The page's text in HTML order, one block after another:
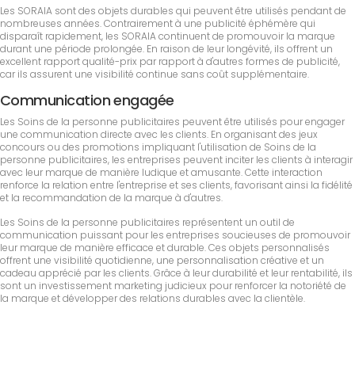
Les SORAIA sont des objets durables qui peuvent être utilisés pendant de
nombreuses années. Contrairement à une publicité éphémère qui
disparaît rapidement, les SORAIA continuent de promouvoir la marque
durant une période prolongée. En raison de leur longévité, ils offrent un
excellent rapport qualité-prix par rapport à d'autres formes de publicité,
car ils assurent une visibilité continue sans coût supplémentaire.
Communication engagée
Les Soins de la personne publicitaires peuvent être utilisés pour engager
une communication directe avec les clients. En organisant des jeux
concours ou des promotions impliquant l'utilisation de Soins de la
personne publicitaires, les entreprises peuvent inciter les clients à interagir
avec leur marque de manière ludique et amusante. Cette interaction
renforce la relation entre l'entreprise et ses clients, favorisant ainsi la fidélité
et la recommandation de la marque à d'autres.
Les Soins de la personne publicitaires représentent un outil de
communication puissant pour les entreprises soucieuses de promouvoir
leur marque de manière efficace et durable. Ces objets personnalisés
offrent une visibilité quotidienne, une personnalisation créative et un
cadeau apprécié par les clients. Grâce à leur durabilité et leur rentabilité, ils
sont un investissement marketing judicieux pour renforcer la notoriété de
la marque et développer des relations durables avec la clientèle.